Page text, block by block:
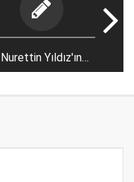
Nurettin Yıldız'ın
'asansör fetvası'